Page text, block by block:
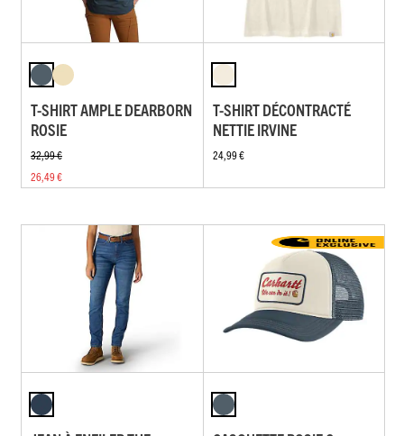
T-SHIRT AMPLE DEARBORN
ROSIE
32,99 €
26,49 €
T-SHIRT DÉCONTRACTÉ
NETTIE IRVINE
24,99 €